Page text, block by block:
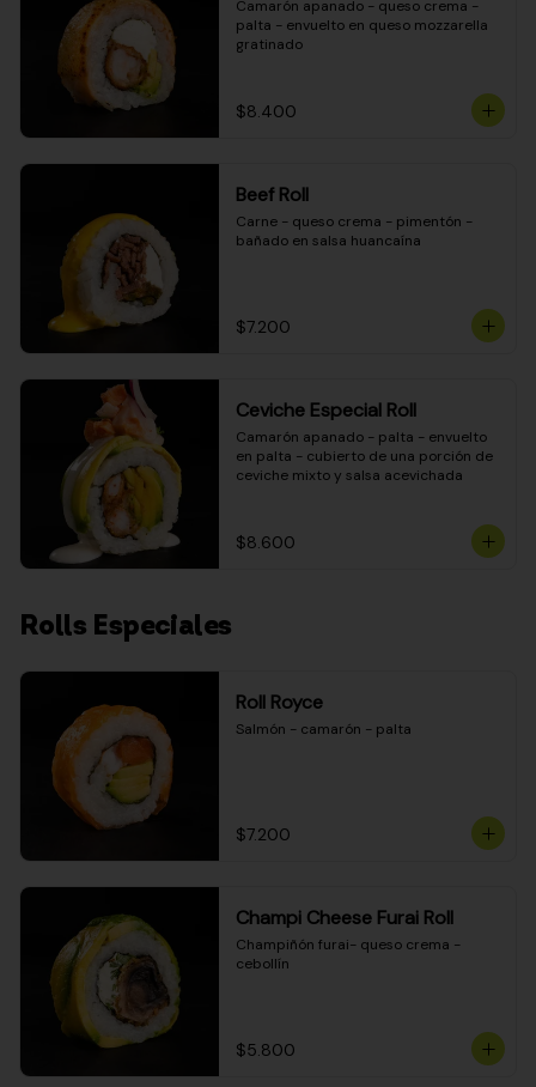
Camarón apanado - queso crema -
palta - envuelto en queso mozzarella
gratinado
$8.400
Beef Roll
Carne - queso crema - pimentón -
bañado en salsa huancaína
$7.200
Ceviche Especial Roll
Camarón apanado - palta - envuelto
en palta - cubierto de una porción de
ceviche mixto y salsa acevichada
$8.600
Rolls Especiales
Roll Royce
Salmón - camarón - palta
$7.200
Champi Cheese Furai Roll
Champiñón furai- queso crema -
cebollín
$5.800